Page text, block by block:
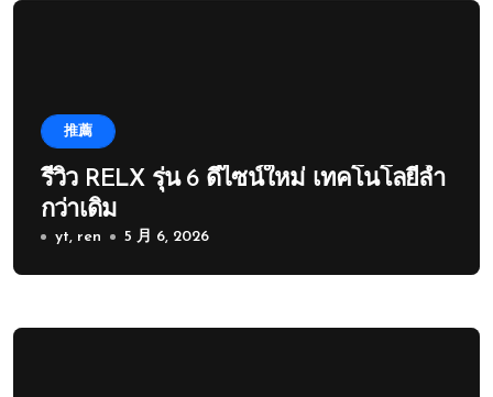
推薦
รีวิว RELX รุ่น 6 ดีไซน์ใหม่ เทคโนโลยีล้ำ
กว่าเดิม
yt, ren 5 月 6, 2026